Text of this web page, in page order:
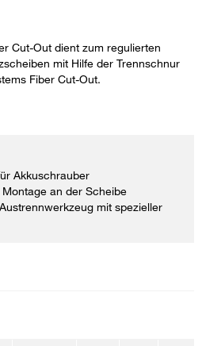
Cut-Out dient zum regulierten
mit Hilfe der Trennschnur
Fiber Cut-Out.
Akkuschrauber
an der Scheibe
mit spezieller